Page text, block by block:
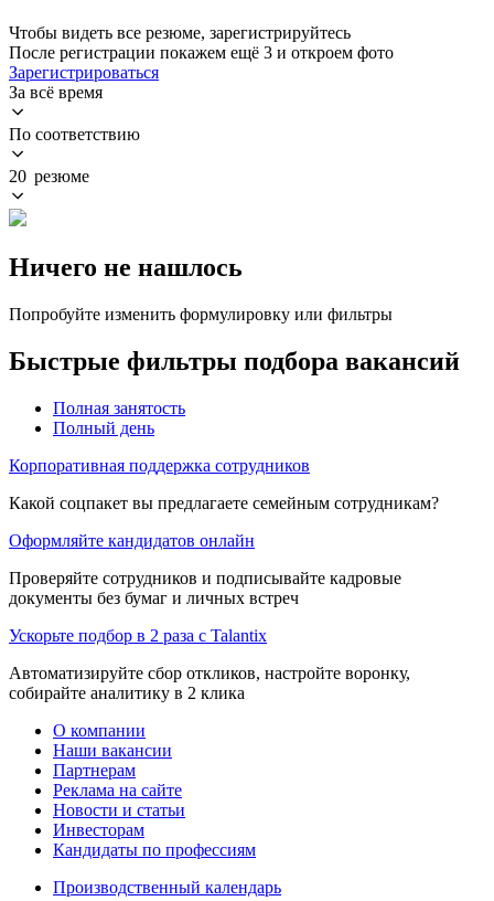
Чтобы видеть все резюме, зарегистрируйтесь
После регистрации покажем ещё 3 и откроем фото
Зарегистрироваться
За всё время
По соответствию
20 резюме
Ничего не нашлось
Попробуйте изменить формулировку или фильтры
Быстрые фильтры подбора вакансий
Полная занятость
Полный день
Корпоративная поддержка сотрудников
Какой соцпакет вы предлагаете семейным сотрудникам?
Оформляйте кандидатов онлайн
Проверяйте сотрудников и подписывайте кадровые
документы без бумаг и личных встреч
Ускорьте подбор в 2 раза с Talantix
Автоматизируйте сбор откликов, настройте воронку,
собирайте аналитику в 2 клика
О компании
Наши вакансии
Партнерам
Реклама на сайте
Новости и статьи
Инвесторам
Кандидаты по профессиям
Производственный календарь